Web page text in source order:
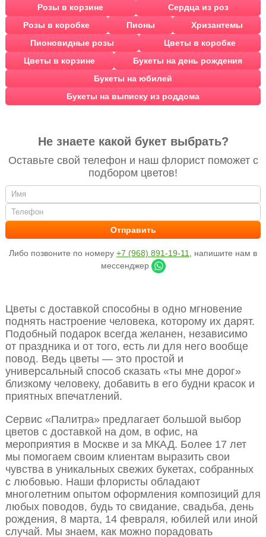
Розы в корзине
Сердца из роз
Розы в коробке
Пионы
Хризантемы
Пионовидные розы
Цветы в коробке
Цветы в корзине
Букеты на день рождения
Букеты на юбилей
Букеты на выписку из роддома
Не знаете какой букет выбрать?
Оставьте свой телефон и наш флорист поможет с
подбором цветов!
Либо позвоните по номеру +7 (968) 891-19-11
, напишите нам в
мессенджер
Цветы с доставкой способны в одно мгновение
поднять настроение человека, которому их дарят.
Подобный подарок всегда желанен, независимо
от праздника и от того, есть ли для него вообще
повод. Ведь цветы — это простой и
универсальный способ сказать «ты мне дорог»
близкому человеку, добавить в его будни красок и
приятных впечатлений.
Сервис «Палитра» предлагает большой выбор
цветов с доставкой на дом, в офис, на
мероприятия в Москве и за МКАД. Более 17 лет
мы помогаем своим клиентам выразить свои
чувства в уникальных свежих букетах, собранных
с любовью. Наши флористы обладают
многолетним опытом оформления композиций для
любых поводов, будь то свидание, свадьба, день
рождения, 8 марта, 14 февраля, юбилей или иной
случай. Мы знаем, как можно порадовать